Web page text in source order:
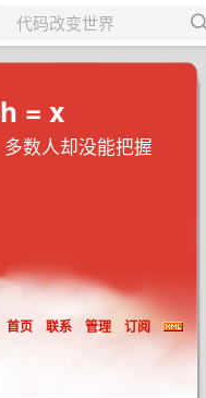
所有博客
= x
数人却没能把握
首页 联系 管理 订阅